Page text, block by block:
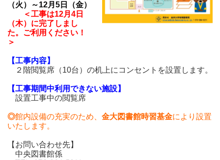
（火）～12月5日（金）
＜工事は12月4日
（木）に完了しまし
た。ご利用ください！
＞
【工事内容】
２階閲覧席（10台）の机上にコンセントを設置します。
【工事期間中利用できない施設】
設置工事中の閲覧席
◎館内設備の充実のため、 金大図書館時習基金により設置
いたします。
【お問い合わせ先】
中央図書館係